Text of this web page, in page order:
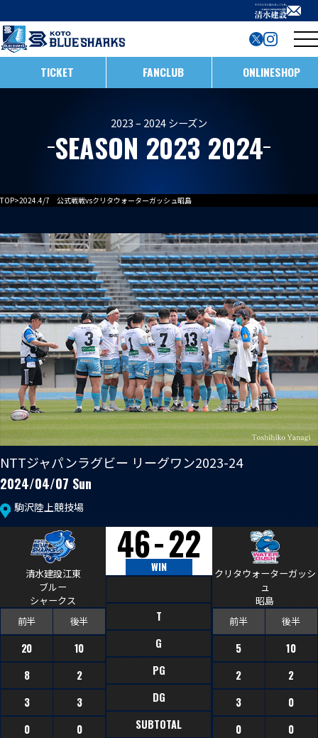
TICKET FANCLUB ONLINESHOP
2023 – 2024 シーズン
SEASON 2023 2024
TOP>2024.4/7 公式戦戦vsクリタウォーターガッシュ昭島
NTTジャパンラグビー リーグワン2023-24
2024/04/07 Sun
駒沢陸上競技場
清水建設江東
ブルー
シャークス
前半
後半
20
10
8
2
3
3
0
0
46-22
WIN
T
G
PG
DG
SUBTOTAL
クリタウォーターガッシ
ュ
昭島
前半
後半
5
10
2
2
3
0
0
0
インフォメーション
お知らせ
試合情報
普及活動
D1/D2入替戦
ホストゲーム最終
第6戦ホストゲーム
青鮫祭り2026
第4戦ホストゲーム
第3戦ホストゲーム
第2戦ホストゲーム
第1戦ホストゲーム
チームについて
チーム情報
チームの歴史
ホストのご案内
ACADEMY
ファンクラブ
チケット
パートナー
パートナー一覧
パートナー募集
お問い合わせ
プライバシーポリシー